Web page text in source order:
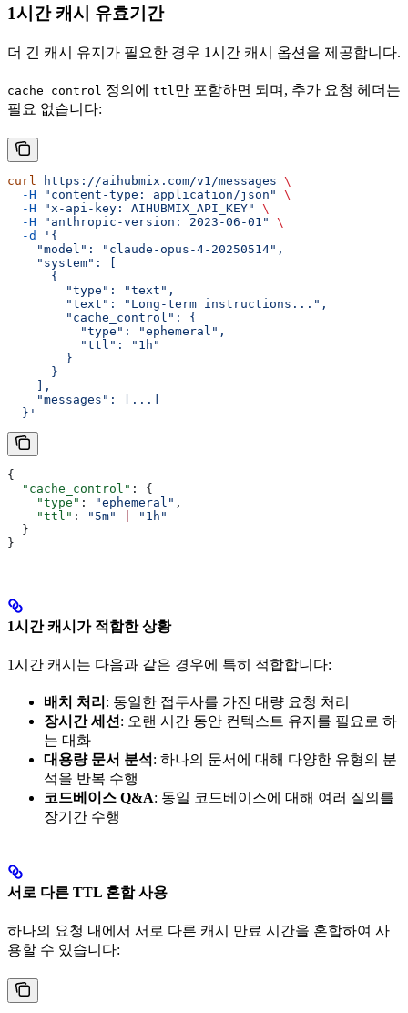
1시간 캐시 유효기간
더 긴 캐시 유지가 필요한 경우 1시간 캐시 옵션을 제공합니다.
cache_control 정의에 ttl 만 포함하면 되며, 추가 요청 헤더는
필요 없습니다:
curl https://aihubmix.com/v1/messages \
  -H
"content-type: application/json"
\
  -H
"x-api-key: AIHUBMIX_API_KEY"
\
  -H
"anthropic-version: 2023-06-01"
\
  -d
'{
    "model": "claude-opus-4-20250514",
    "system": [
      {
        "type": "text",
        "text": "Long-term instructions...",
        "cache_control": {
          "type": "ephemeral",
          "ttl": "1h"
        }
      }
    ],
    "messages": [...]
  }'
{
  "cache_control"
: {
    "type"
: "ephemeral" ,
    "ttl"
: "5m"
"1h"
  }
}
1시간 캐시가 적합한 상황
1시간 캐시는 다음과 같은 경우에 특히 적합합니다:
배치 처리 : 동일한 접두사를 가진 대량 요청 처리
장시간 세션 : 오랜 시간 동안 컨텍스트 유지를 필요로 하
는 대화
대용량 문서 분석 : 하나의 문서에 대해 다양한 유형의 분
석을 반복 수행
코드베이스 Q&A: 동일 코드베이스에 대해 여러 질의를
장기간 수행
서로 다른 TTL 혼합 사용
하나의 요청 내에서 서로 다른 캐시 만료 시간을 혼합하여 사
용할 수 있습니다: